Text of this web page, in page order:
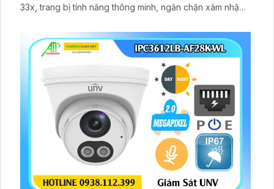
33x, trang bị tính năng thông minh, ngăn chặn xâm nhập